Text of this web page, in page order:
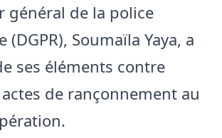
général de la police
Soumaïla Yaya, a
ses éléments contre
actes de rançonnement au